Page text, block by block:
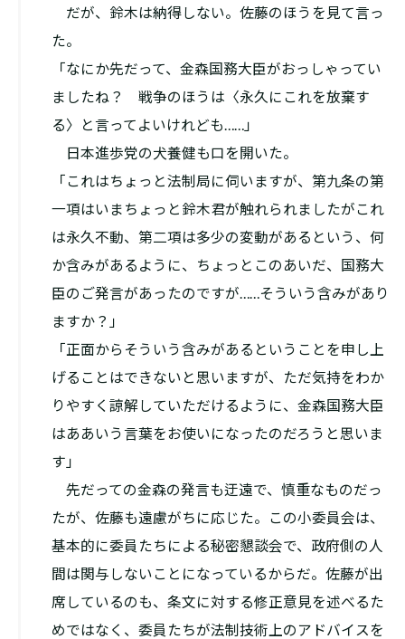
だが、鈴木は納得しない。佐藤のほうを見て言っ
た。
「なにか先だって、金森国務大臣がおっしゃってい
ましたね？ 戦争のほうは〈永久にこれを放棄す
る〉と言ってよいけれども……」
日本進歩党の犬養健も口を開いた。
「これはちょっと法制局に伺いますが、第九条の第
一項は――いまちょっと鈴木君が触れられましたが――これ
は永久不動、第二項は多少の変動があるという、何
か含みがあるように、ちょっとこのあいだ、国務大
臣のご発言があったのですが……そういう含みがあり
ますか？」
「正面からそういう含みがあるということを申し上
げることはできないと思いますが、ただ気持をわか
りやすく諒解していただけるように、金森国務大臣
はああいう言葉をお使いになったのだろうと思いま
す」
先だっての金森の発言も迂遠で、慎重なものだっ
たが、佐藤も遠慮がちに応じた。この小委員会は、
基本的に委員たちによる秘密懇談会で、政府側の人
間は関与しないことになっているからだ。佐藤が出
席しているのも、条文に対する修正意見を述べるた
めではなく、委員たちが法制技術上のアドバイスを